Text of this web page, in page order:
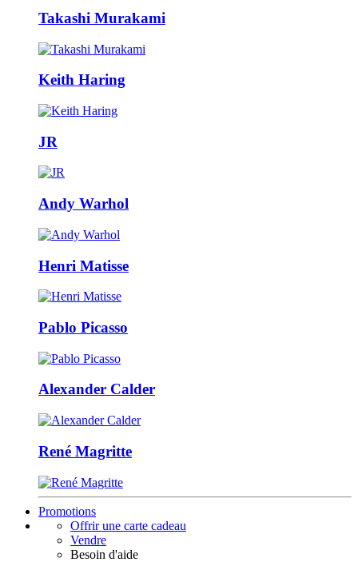
Takashi Murakami
Keith Haring
JR
Andy Warhol
Henri Matisse
Pablo Picasso
Alexander Calder
René Magritte
Promotions
Offrir une carte cadeau
Vendre
Besoin d'aide